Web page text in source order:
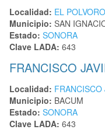
Localidad: EL
Municipio: SAN
Estado: SONORA
Clave LADA: 643
FRANCISCO
Localidad: FRANCISCO
Municipio: BACUM
Estado: SONORA
Clave LADA: 643